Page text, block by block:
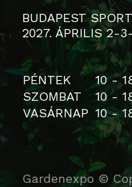
BUDAPEST
2027. ÁPRILIS 2-
PÉNTEK
10 -
SZOMBAT
10 -
VASÁRNAP 10 -
Gardenexpo ©